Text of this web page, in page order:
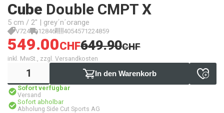
Cube Double CMPT X
5 cm / 2" | grey´n´orange
V724 12846 4054571224859
549.00CHF649.90CHF
inkl. MwSt., zzgl. Versandkosten
In den Warenkorb
Sofort verfügbar
Versand
Sofort abholbar
Abholung Side Cut Sports AG